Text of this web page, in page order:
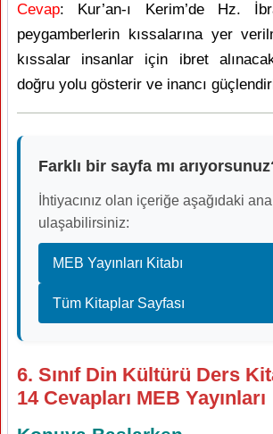
Cevap: Kur’an-ı Kerim’de Hz.
peygamberlerin kıssalarına yer
kıssalar insanlar için ibret
doğru yolu gösterir ve inancı
Farklı bir sayfa mı
İhtiyacınız olan içeriğe aşağıdaki
ulaşabilirsiniz:
MEB Yayınları Kitabı
Tüm Kitaplar Sayfası
6. Sınıf Din Kültürü Ders
14 Cevapları MEB Yayınları